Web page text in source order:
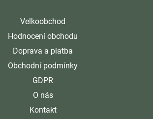
Velkoobchod
Hodnocení obchodu
Doprava a platba
Obchodní podmínky
GDPR
O nás
Kontakt